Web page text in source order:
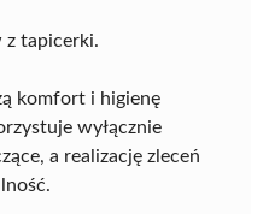
z tapicerki.
komfort i higienę
wyłącznie
a realizację zleceń